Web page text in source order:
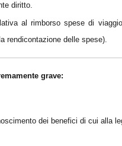
diritto.
al rimborso spese di
rendicontazione delle spese).
grave:
dei benefici di cui alla